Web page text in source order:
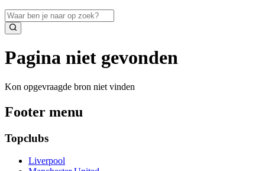
Pagina niet gevonden
Kon opgevraagde bron niet vinden
Footer menu
Topclubs
Liverpool